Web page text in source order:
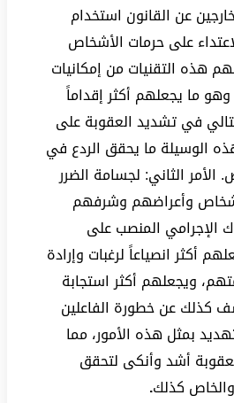
عن القانون استخدام
على حرمات الأشخاص
هذه التقنيات من إمكانيات
وهو ما يجعلهم أكثر إقداماً
في تشديد العقوبة على
الوسيلة ما يحقق الردع في
الأمر الثاني: لجسامة الضرر
وأعراضهم وشرفهم
الإجرامي المنصب على
أكثر انصياعاً لرغبات وإرادة
ويجعلهم أكثر استجابة
كذلك عن خطورة الفاعلين
بمثل هذه الأمور، مما
أشد وأنكى لتحقق
كذلك.